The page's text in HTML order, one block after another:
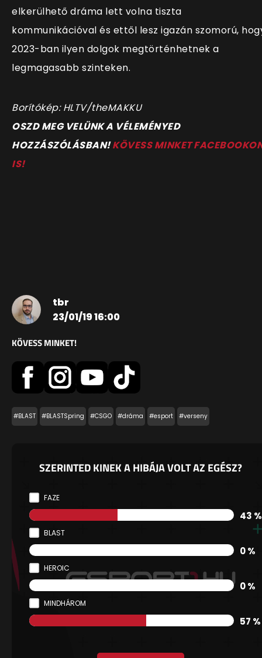
elkerülhető dráma lett volna tiszta
kommunikációval és ettől lesz igazán szomorú,
2023-ban ilyen dolgok megtörténhetnek a
legmagasabb szinteken.
Borítókép: HLTV/theMAKKU
OSZD MEG VELÜNK A VÉLEMÉNYED
HOZZÁSZÓLÁSBAN!KÖVESS MINKET
IS!
tbr
23/01/19 16:00
KÖVESS MINKET!
#BLAST #BLASTSpring #CSGO #dráma #esport #verseny
SZERINTED KINEK A HIBÁJA VOLT AZ EGÉSZ?
FAZE
43 %
BLAST
0 %
HEROIC
0 %
MINDHÁROM
57 %